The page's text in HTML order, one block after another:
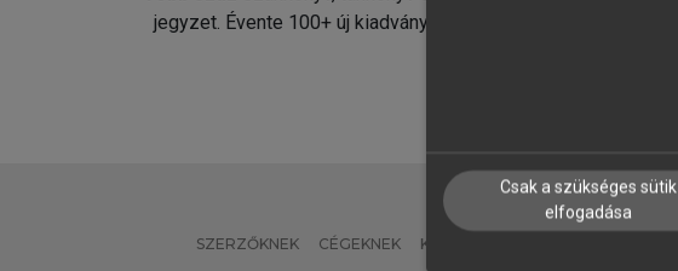
jegyzet. Évente 100+ új kiadvány.
SZERZŐKNEK CÉGEKNEK KÖNYVTÁROSOKNAK
Csak a szükséges sütik
elfogadása